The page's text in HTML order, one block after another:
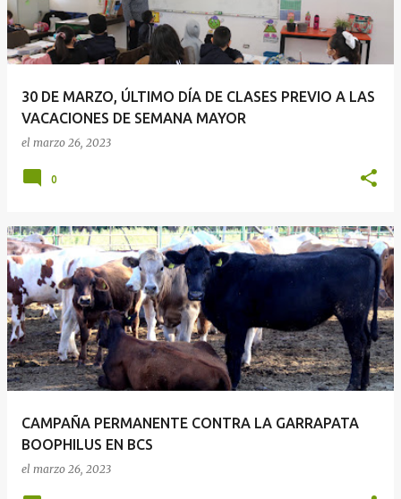
30 DE MARZO, ÚLTIMO DÍA DE CLASES PREVIO A LAS
VACACIONES DE SEMANA MAYOR
el marzo 26, 2023
0
CAMPAÑA PERMANENTE CONTRA LA GARRAPATA
BOOPHILUS EN BCS
el marzo 26, 2023